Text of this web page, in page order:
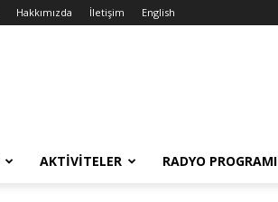
Hakkımızda İletişim English
AKTIVITELER RADYO PROGRAMI